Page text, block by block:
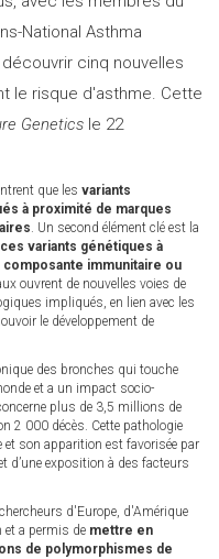
National Asthma
cinq nouvelles
le risque d'asthme. Cette
Genetics le 22
que les variants
à proximité de marques
. Un second élément clé est la
variants génétiques à
composante immunitaire ou
ouvrent de nouvelles voies de
impliqués, en lien avec les
le développement de
des bronches qui touche
et a un impact socio-
plus de 3,5 millions de
2 000 décès. Cette pathologie
et son apparition est favorisée par
d’une exposition à des facteurs
d'Europe, d'Amérique
et a permis de mettre en
de polymorphismes de